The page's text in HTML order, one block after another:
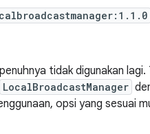
tidak digunakan
LocalBroadcastManager
opsi yang sesuai